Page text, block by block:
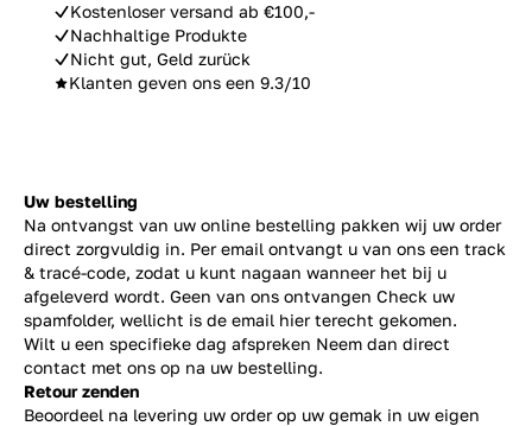
Kostenloser versand ab €100,-
Nachhaltige Produkte
Nicht gut, Geld zurück
Klanten geven ons een 9.3/10
Uw bestelling
Na ontvangst van uw online bestelling pakken wij uw order
direct zorgvuldig in. Per email ontvangt u van ons een track
& tracé-code, zodat u kunt nagaan wanneer het bij u
afgeleverd wordt. Geen van ons ontvangen Check uw
spamfolder, wellicht is de email hier terecht gekomen.
Wilt u een specifieke dag afspreken Neem dan direct
contact met ons op na uw bestelling.
Retour zenden
Beoordeel na levering uw order op uw gemak in uw eigen